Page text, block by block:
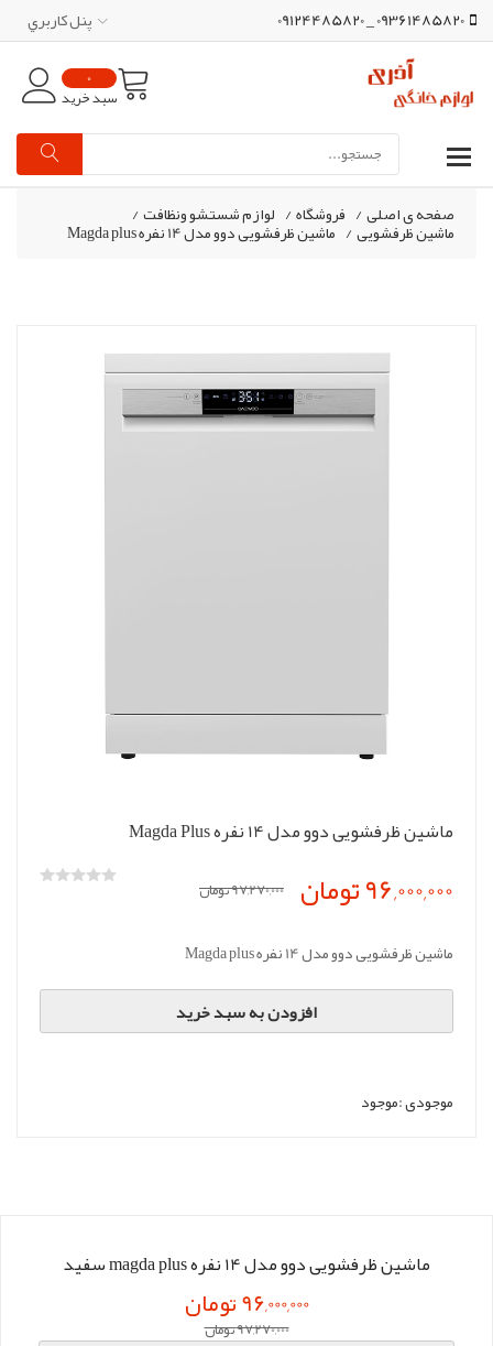
09361485820 _ 09124485820 پنل کاربري
0
سبد خرید
صفحه ی اصلی/ فروشگاه/ لوازم شستشو ونظافت/
ماشین ظرفشویی/ ماشین ظرفشویی دوو مدل 14 نفره Magda plus
ماشین ظرفشویی دوو مدل 14 نفره Magda Plus
96,000,000 تومان 97,270,000 تومان
ماشین ظرفشویی دوو مدل 14 نفره Magda plus
افزودن به سبد خرید
موجودی :موجود
ماشین ظرفشویی دوو مدل 14 نفره magda plus سفید
96,000,000 تومان
97,270,000 تومان